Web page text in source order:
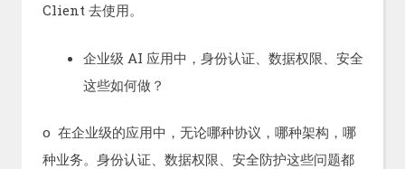
Client 去使用。
企业级 AI 应用中，身份认证、数据权限、安全
这些如何做？
o 在企业级的应用中，无论哪种协议，哪种架构，哪
种业务。身份认证、数据权限、安全防护这些问题都